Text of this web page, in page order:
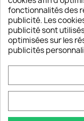
Un SAV à
Notre SAV
INFORMATIONS
VOTRE COMPTE
fonctionnalités des
publicité. Les
publicité sont
optimisées sur les
publicités